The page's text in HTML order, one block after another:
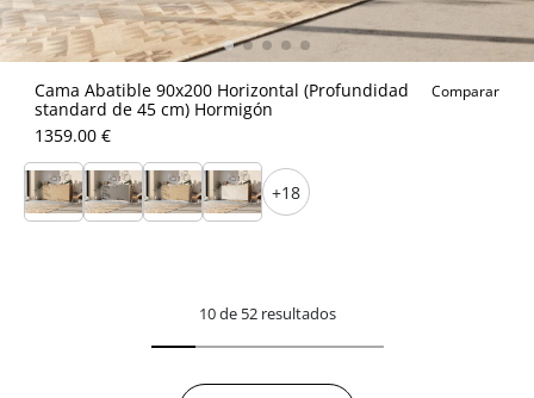
Cama Abatible 90x200 Horizontal (Profundidad
standard de 45 cm) Hormigón
Comparar
1359.00 €
+18
10 de 52 resultados